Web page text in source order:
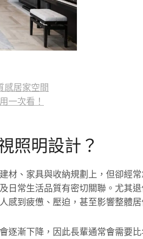
感居家空間
一次看！
照明設計？
材、家具與收納規劃上，但卻經
日常生活品質有密切關聯。尤其
感到疲憊、壓迫，甚至影響整體
逐漸下降，因此長輩通常會需要